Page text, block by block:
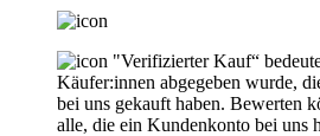
"Verifizierter Kauf“
Käufer:innen abgegeben wurde,
bei uns gekauft haben. Bewerten
alle, die ein Kundenkonto bei uns